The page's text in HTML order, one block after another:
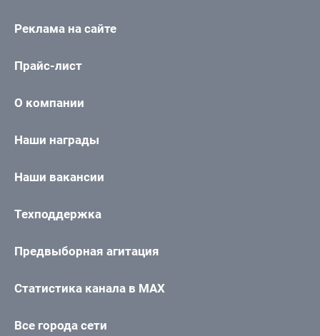
Реклама на сайте
Прайс-лист
О компании
Наши награды
Наши вакансии
Техподдержка
Предвыборная агитация
Статистика канала в MAX
Все города сети